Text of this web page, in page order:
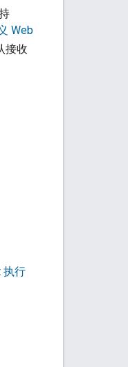
Web
接收
执行